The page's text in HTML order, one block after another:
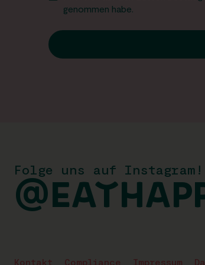
genommen habe.
Folge uns auf Instagram!
Kontakt Compliance Impressum